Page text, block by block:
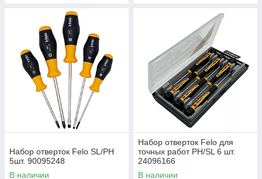
Набор отверток Felo SL/PH
5шт. 90095248
В наличии
Набор отверток Felo для
точных работ PH/SL 6 шт.
24096166
В наличии